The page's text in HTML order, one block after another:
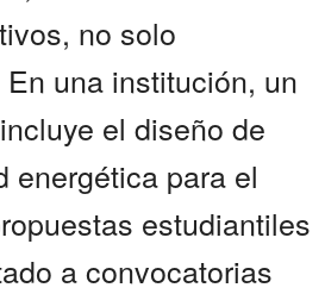
no solo
una institución, un
el diseño de
energética para el
estudiantiles
a convocatorias